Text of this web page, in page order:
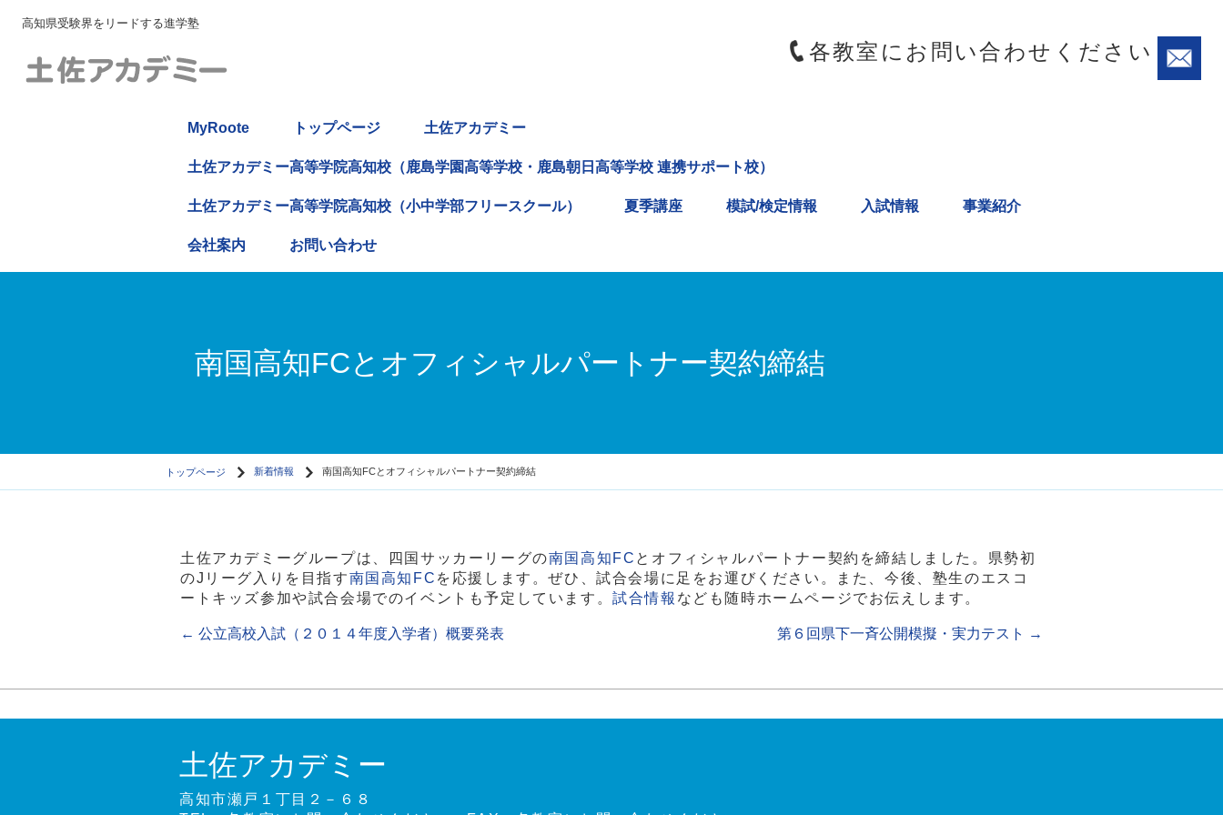
高知県受験界をリードする進学塾
各教室にお問い合わせください
MyRoote トップページ 土佐アカデミー
土佐アカデミー高等学院高知校（鹿島学園高等学校・鹿島朝日高等学校 連携サポート校）
土佐アカデミー高等学院高知校（小中学部フリースクール） 夏季講座 模試/検定情報 入試情報 事業紹介
会社案内 お問い合わせ
南国高知FCとオフィシャルパートナー契約締結
トップページ 新着情報 南国高知FCとオフィシャルパートナー契約締結
土佐アカデミーグループは、四国サッカーリーグの南国高知FC とオフィシャルパートナー契約を締結しました。県勢初
のJリーグ入りを目指す南国高知FC を応援します。ぜひ、試合会場に足をお運びください。また、今後、塾生のエスコ
ートキッズ参加や試合会場でのイベントも予定しています。試合情報 なども随時ホームページでお伝えします。
← 公立高校入試（２０１４年度入学者）概要発表 第６回県下一斉公開模擬・実力テスト →
土佐アカデミー
高知市瀬戸１丁目２－６８